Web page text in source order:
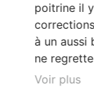
poitrine il
à un aussi
ne
son rôle
Voir plus